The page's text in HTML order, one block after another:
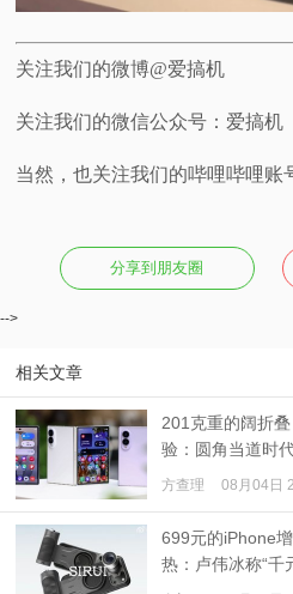
关注我们的微博@爱搞机
关注我们的微信公众号：爱搞机
当然，也关注我们的哔哩哔哩账
分享到朋友圈
-->
相关文章
201克重的阔折
验：圆角当道时
方查理 08月04日
699元的iPhone
热：卢伟冰称“千
或7月22日发布